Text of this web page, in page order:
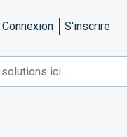
Connexion S'inscrire